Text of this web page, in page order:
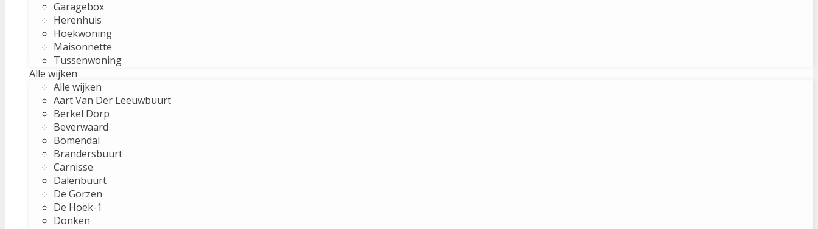
Garagebox
Herenhuis
Hoekwoning
Maisonnette
Tussenwoning
Alle wijken
Alle wijken
Aart Van Der Leeuwbuurt
Berkel Dorp
Beverwaard
Bomendal
Brandersbuurt
Carnisse
Dalenbuurt
De Gorzen
De Hoek-1
Donken